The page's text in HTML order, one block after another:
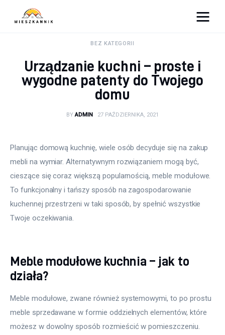
Sypialnia
Kuchnia
Salon
Ogród
Salon
Więcej
BEZ KATEGORII
Urządzanie kuchni – proste i
wygodne patenty do Twojego
domu
BY ADMIN 27 PAŹDZIERNIKA, 2021
Planując domową kuchnię, wiele osób decyduje się na zakup
mebli na wymiar. Alternatywnym rozwiązaniem mogą być,
cieszące się coraz większą popularnością, meble modułowe.
To funkcjonalny i tańszy sposób na zagospodarowanie
kuchennej przestrzeni w taki sposób, by spełnić wszystkie
Twoje oczekiwania.
Meble modułowe kuchnia – jak to
działa?
Meble modułowe, zwane również systemowymi, to po prostu
meble sprzedawane w formie oddzielnych elementów, które
możesz w dowolny sposób rozmieścić w pomieszczeniu.